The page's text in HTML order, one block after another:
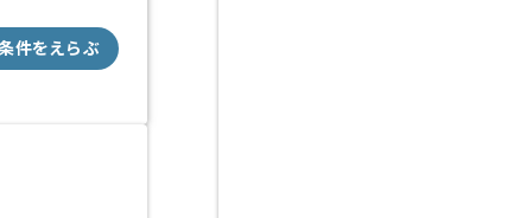
件をえらぶ